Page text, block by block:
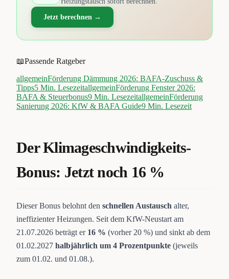
Jetzt berechnen →
📖Passende Ratgeber
allgemeinFörderung Dämmung 2026: BAFA-Zuschuss &
Tipps5 Min. LesezeitallgemeinFörderung Fenster 2026:
BAFA & Steuerbonus9 Min. LesezeitallgemeinFörderung
Sanierung 2026: KfW & BAFA Guide9 Min. Lesezeit
Der Klimageschwindigkeits-
Bonus: Jetzt noch 16 %
Dieser Bonus belohnt den schnellen Austausch alter,
ineffizienter Heizungen. Seit dem KfW-Neustart am
21.07.2026 beträgt er 16 % (vorher 20 %) und sinkt ab dem
01.02.2027 halbjährlich um 4 Prozentpunkte (jeweils
zum 01.02. und 01.08.).